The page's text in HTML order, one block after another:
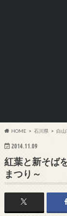
HOME 石川県 白山
2014.11.09
紅葉と新そば
まつり～